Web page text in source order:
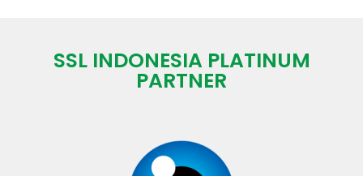
SSL INDONESIA PLATINUM
PARTNER